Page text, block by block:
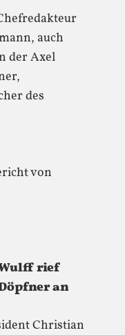
auch
der Axel
des
von
Wulff rief
an
Christian